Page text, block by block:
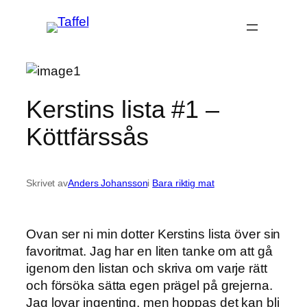
Kerstins lista #1 –
Köttfärssås
Skrivet avAnders Johanssoni Bara riktig mat
Ovan ser ni min dotter Kerstins lista över sin
favoritmat. Jag har en liten tanke om att gå
igenom den listan och skriva om varje rätt
och försöka sätta egen prägel på grejerna.
Jag lovar ingenting, men hoppas det kan bli